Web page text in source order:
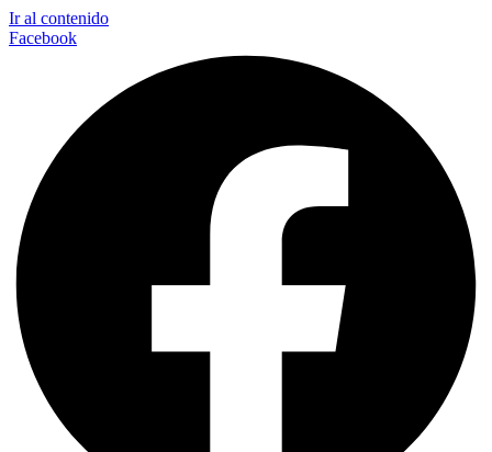
Ir al contenido
Facebook